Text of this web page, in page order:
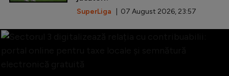
SuperLiga | 07 August 2026, 23:57